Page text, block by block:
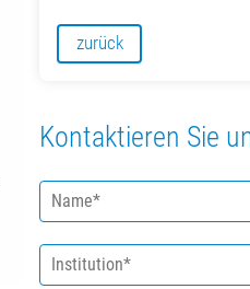
zurück
Kontaktieren Sie
N
e
*
I